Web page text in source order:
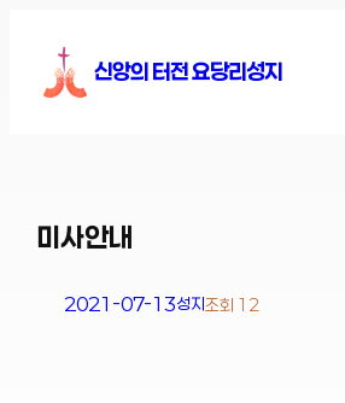
신앙의 터전 요당리성지
미사안내
2021-07-13성지조회 12